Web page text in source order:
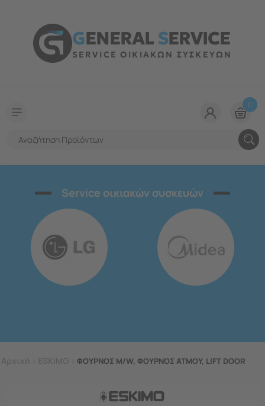
GENERALSERVICE
SERVICE ΟΙΚΙΑΚΩΝ ΣΥΣΚΕΥΩΝ
0
Service οικιακών συσκευών
ΦΟΥΡΝΟΣ M/W, ΦΟΥΡΝΟΣ ΑΤΜΟΥ, LIFT DOOR